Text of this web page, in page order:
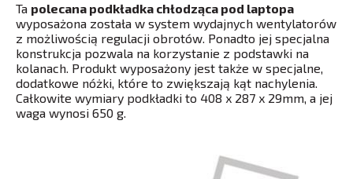
Ta polecana podkładka chłodząca pod laptopa
wyposażona została w system wydajnych wentylatorów
z możliwością regulacji obrotów. Ponadto jej specjalna
konstrukcja pozwala na korzystanie z podstawki na
kolanach. Produkt wyposażony jest także w specjalne,
dodatkowe nóżki, które to zwiększają kąt nachylenia.
Całkowite wymiary podkładki to 408 x 287 x 29mm, a jej
waga wynosi 650 g.